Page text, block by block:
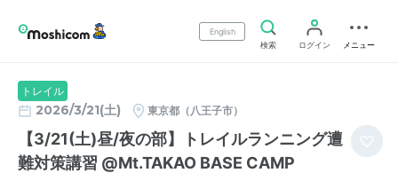
English
検索
ログイン メニュー
トレイル
2026/3/21(土) 東京都（八王子市）
【3/21(土)昼/夜の部】トレイルランニング遭
難対策講習 @Mt.TAKAO BASE CAMP